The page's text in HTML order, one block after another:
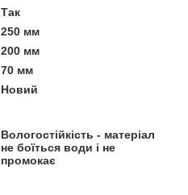
Так
250 мм
200 мм
70 мм
Новий
Вологостійкість - матеріал
не боїться води і не
промокає